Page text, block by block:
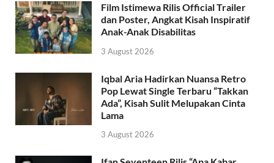
Film Istimewa Rilis Official Trailer
dan Poster, Angkat Kisah Inspiratif
Anak-Anak Disabilitas
3 August 2026
Iqbal Aria Hadirkan Nuansa Retro
Pop Lewat Single Terbaru “Takkan
Ada”, Kisah Sulit Melupakan Cinta
Lama
3 August 2026